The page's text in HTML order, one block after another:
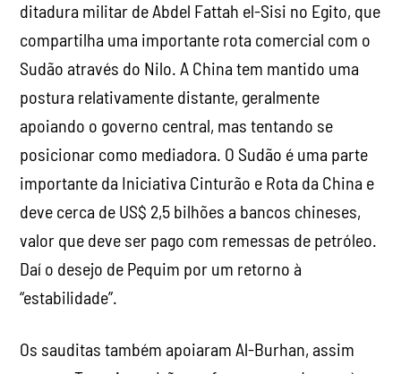
ditadura militar de Abdel Fattah el-Sisi no Egito, que
compartilha uma importante rota comercial com o
Sudão através do Nilo. A China tem mantido uma
postura relativamente distante, geralmente
apoiando o governo central, mas tentando se
posicionar como mediadora. O Sudão é uma parte
importante da Iniciativa Cinturão e Rota da China e
deve cerca de US$ 2,5 bilhões a bancos chineses,
valor que deve ser pago com remessas de petróleo.
Daí o desejo de Pequim por um retorno à
“estabilidade”.
Os sauditas também apoiaram Al-Burhan, assim